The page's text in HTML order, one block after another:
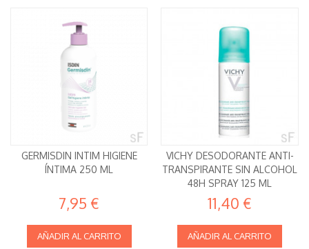
GERMISDIN INTIM HIGIENE
ÍNTIMA 250 ML
7,95 €
AÑADIR AL CARRITO
VICHY DESODORANTE ANTI-
TRANSPIRANTE SIN ALCOHOL
48H SPRAY 125 ML
11,40 €
AÑADIR AL CARRITO